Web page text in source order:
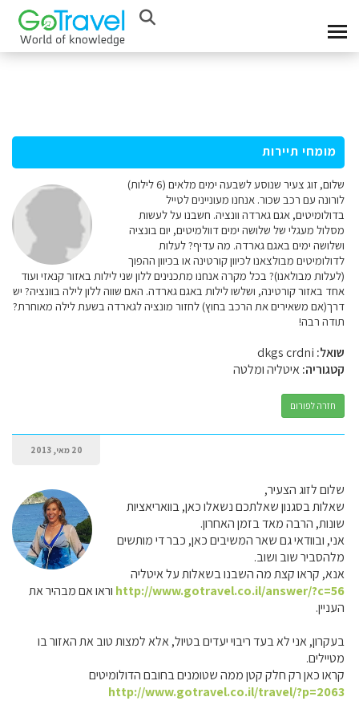
מומחי תיירות
שלום, זוג צעיר שנוסע לשבעה ימים מלאים (6 לילות)
לורונה עם רכב שכור. אנחנו מעוניינים לטייל
בדולומיטים, אגם גארדה וונציה. חשבנו על לעשות
מסלול מעגלי של שלושה ימים דוולמיטים, יום בונציה
ושלושה ימים באגם גארדה. מה עדיף? לעלות
לדולומיטים מבולצאנו לכיוון קורטינה או בכיוון ההפוך
(לעלות מבולאנו)? בכל מקרה אנחנו מתכנינים ללון שני לילות באזור קנאזי ועוד
אחד באזור קורטינה, ושלשו לילות באגם גארדה. האם שווה ללון לילה בוונציה? יש
דרך(אם משאירים את הרכב בחוץ) לחזור מונציה לגארדה בשעת לילה מאוחרת?
תודה רבה!
שואל:
קטגוריה:איטליה ומלטה
חזרה לפורום
20 מאי, 2013
שלום לזוג הצעיר,
שאלות בסגנון שאלתכם נשאלו כאן, בוואריאציות
שונות, הרבה מאד בזמן האחרון.
אני, ובוודאי גם שאר המשיבים כאן, כבר די מותשים
מלהסביר שוב ושוב.
אנא, קראו קצת מה השבנו בשאלות על איטליה
http://www.gotravel.co.il/answer/?c=56 וראו אם מבהיר את
העניין.
בעקרון, אני לא בעד ריבוי יעדים בטיול, אלא למצות טוב את האזור בו
מטיילים.
קראו כאן רק חלק קטן ממה שטומנים בחובם הדולומיטים
http://www.gotravel.co.il/travel/?p=2063